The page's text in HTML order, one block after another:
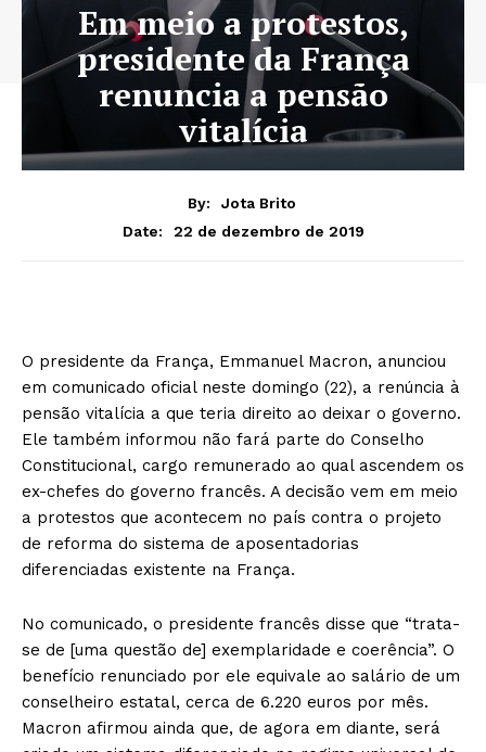
Em meio a protestos,
presidente da França
renuncia a pensão
vitalícia
By:
Jota Brito
Date:
22 de dezembro de 2019
O presidente da França, Emmanuel Macron, anunciou
em comunicado oficial neste domingo (22), a renúncia à
pensão vitalícia a que teria direito ao deixar o governo.
Ele também informou não fará parte do Conselho
Constitucional, cargo remunerado ao qual ascendem os
ex-chefes do governo francês. A decisão vem em meio
a protestos que acontecem no país contra o projeto
de reforma do sistema de aposentadorias
diferenciadas existente na França.
No comunicado, o presidente francês disse que “trata-
se de [uma questão de] exemplaridade e coerência”. O
benefício renunciado por ele equivale ao salário de um
conselheiro estatal, cerca de 6.220 euros por mês.
Macron afirmou ainda que, de agora em diante, será